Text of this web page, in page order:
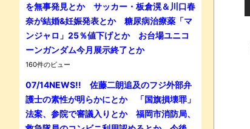
を無事発見とか サッカー・板倉滉＆川口春
奈が結婚&妊娠発表とか 糖尿病治療薬「マ
ンジャロ」25％値下げとか お台場ユニコ
ーンガンダム今月展示終了とか
160件のビュー
07/14NEWS!! 佐藤二朗追及のフジ外部弁
護士の素性が明らかにとか 「国旗損壊罪」
法案、参院で審議入りとか 福岡市消防局、